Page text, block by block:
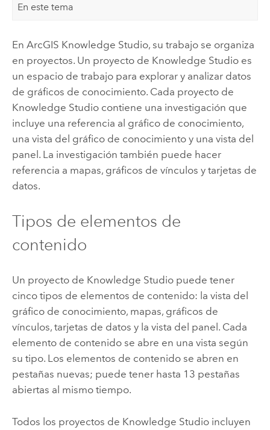
En este tema
En ArcGIS Knowledge Studio, su trabajo se organiza
en proyectos. Un proyecto de Knowledge Studioes
un espacio de trabajo para explorar y analizar datos
de gráficos de conocimiento. Cada proyecto de
Knowledge Studiocontiene una investigación que
incluye una referencia al gráfico de conocimiento,
una vista del gráfico de conocimiento y una vista del
panel. La investigación también puede hacer
referencia a mapas, gráficos de vínculos y tarjetas de
datos.
Tipos de elementos de
contenido
Un proyecto de Knowledge Studiopuede tener
cinco tipos de elementos de contenido: la vista del
gráfico de conocimiento, mapas, gráficos de
vínculos, tarjetas de datos y la vista del panel. Cada
elemento de contenido se abre en una vista según
su tipo. Los elementos de contenido se abren en
pestañas nuevas; puede tener hasta 13 pestañas
abiertas al mismo tiempo.
Todos los proyectos de Knowledge Studioincluyen